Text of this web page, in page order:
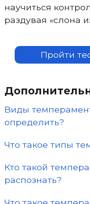
научиться
раздувая «слона
Пройти
Виды
определить?
Что такое типы
Кто такой
распознать?